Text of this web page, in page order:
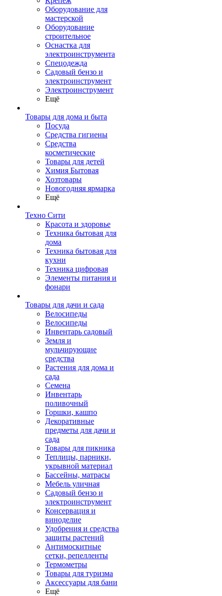
Оборудование для
мастерской
Оборудование
строительное
Оснастка для
электроинструмента
Спецодежда
Садовый бензо и
электроинструмент
Электроинструмент
Ещё
Товары для дома и быта
Посуда
Средства гигиены
Средства
косметические
Товары для детей
Химия Бытовая
Хозтовары
Новогодняя ярмарка
Ещё
Техно Сити
Красота и здоровье
Техника бытовая для
дома
Техника бытовая для
кухни
Техника цифровая
Элементы питания и
фонари
Товары для дачи и сада
Велосипеды
Велосипеды
Инвентарь садовый
Земля и
мульчирующие
средства
Растения для дома и
сада
Семена
Инвентарь
поливочный
Горшки, кашпо
Декоративные
предметы для дачи и
сада
Товары для пикника
Теплицы, парники,
укрывной материал
Бассейны, матрасы
Мебель уличная
Садовый бензо и
электроинструмент
Консервация и
виноделие
Удобрения и средства
защиты растений
Антимоскитные
сетки, репелленты
Термометры
Товары для туризма
Аксессуары для бани
Ещё